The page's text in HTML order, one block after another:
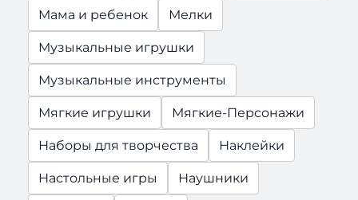
Мама и ребенок Мелки
Музыкальные игрушки
Музыкальные инструменты
Мягкие игрушки Мягкие-Персонажи
Наборы для творчества Наклейки
Настольные игры Наушники